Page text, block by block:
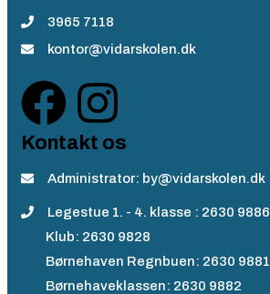
3965 7118
kontor@vidarskolen.dk
Kontakt os
Administrator: by@vidarskolen.dk
Legestue 1. - 4. klasse : 2630 9886
Klub: 2630 9828
Børnehaven Regnbuen: 2630 9881
Børnehaveklassen: 2630 9882